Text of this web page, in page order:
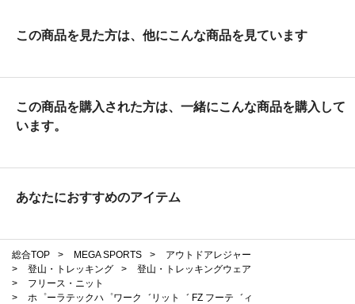
この商品を見た方は、他にこんな商品を見ています
この商品を購入された方は、一緒にこんな商品を購入して
います。
あなたにおすすめのアイテム
総合TOP > MEGA SPORTS >
アウトドアレジャー
>
登山・トレッキング >
登山・トレッキングウェア
>
フリース・ニット
>
ホ゜ーラテックハ゜ワーク゛リット゛ FZ フーテ゛ィ